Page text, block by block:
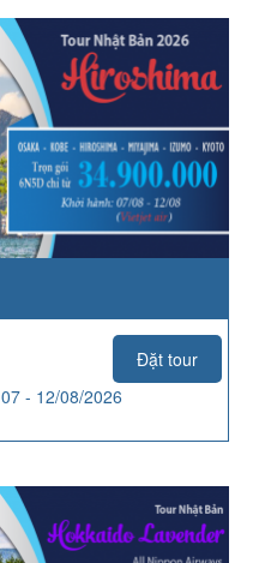
Đặt tour
07 - 12/08/2026